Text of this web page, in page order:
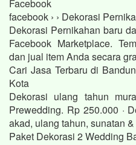
Facebook
facebook › › Dekorasi
Dekorasi Pernikahan baru
Facebook Marketplace.
dan jual item Anda secara
Cari Jasa Terbaru di
Kota
Dekorasi ulang tahun
Prewedding. Rp 250.000 ·
akad, ulang tahun, sunatan
Paket Dekorasi 2 Wedding